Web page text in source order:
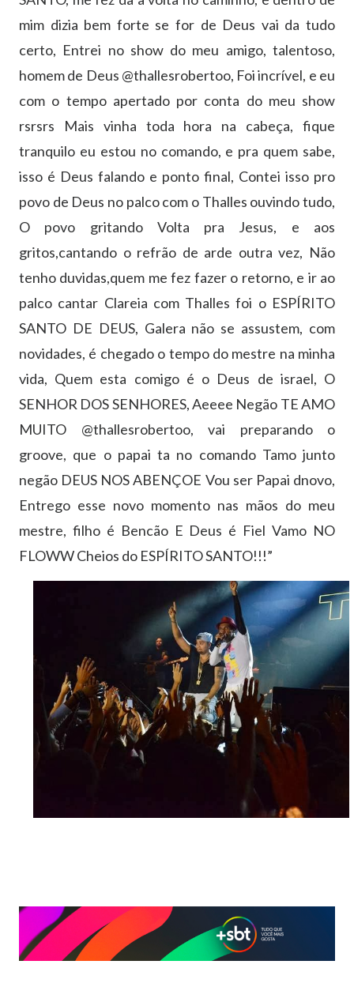
mim dizia bem forte se for de Deus vai da tudo
certo, Entrei no show do meu amigo, talentoso,
homem de Deus @thallesrobertoo, Foi incrível, e eu
com o tempo apertado por conta do meu show
rsrsrs Mais vinha toda hora na cabeça, fique
tranquilo eu estou no comando, e pra quem sabe,
isso é Deus falando e ponto final, Contei isso pro
povo de Deus no palco com o Thalles ouvindo tudo,
O povo gritando Volta pra Jesus, e aos
gritos,cantando o refrão de arde outra vez, Não
tenho duvidas,quem me fez fazer o retorno, e ir ao
palco cantar Clareia com Thalles foi o ESPÍRITO
SANTO DE DEUS, Galera não se assustem, com
novidades, é chegado o tempo do mestre na minha
vida, Quem esta comigo é o Deus de israel, O
SENHOR DOS SENHORES, Aeeee Negão TE AMO
MUITO @thallesrobertoo, vai preparando o
groove, que o papai ta no comando Tamo junto
negão DEUS NOS ABENÇOE Vou ser Papai dnovo,
Entrego esse novo momento nas mãos do meu
mestre, filho é Bencão E Deus é Fiel Vamo NO
FLOWW Cheios do ESPÍRITO SANTO!!!”